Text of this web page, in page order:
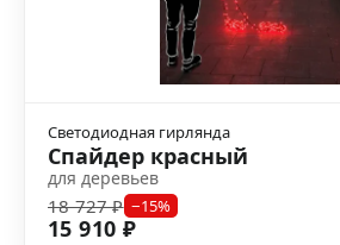
Светодиодная гирлянда
Спайдер красный
для деревьев
18 727 ₽ −15%
15 910 ₽